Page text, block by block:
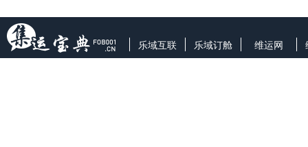
乐域互联 乐域订舱 维运网